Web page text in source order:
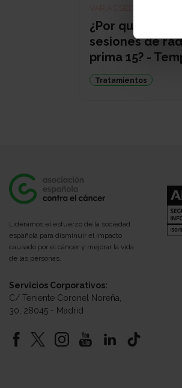
¿Por qué a mi
sesiones de
prima 15? -
Tratamientos
Lideramos el esfuerzo de la sociedad
española para disminuir el impacto
causado por el cáncer y mejorar la vida
de las personas.
Servicios Corporativos:
C/ Teniente Coronel Noreña,
30, 28045 - Madrid